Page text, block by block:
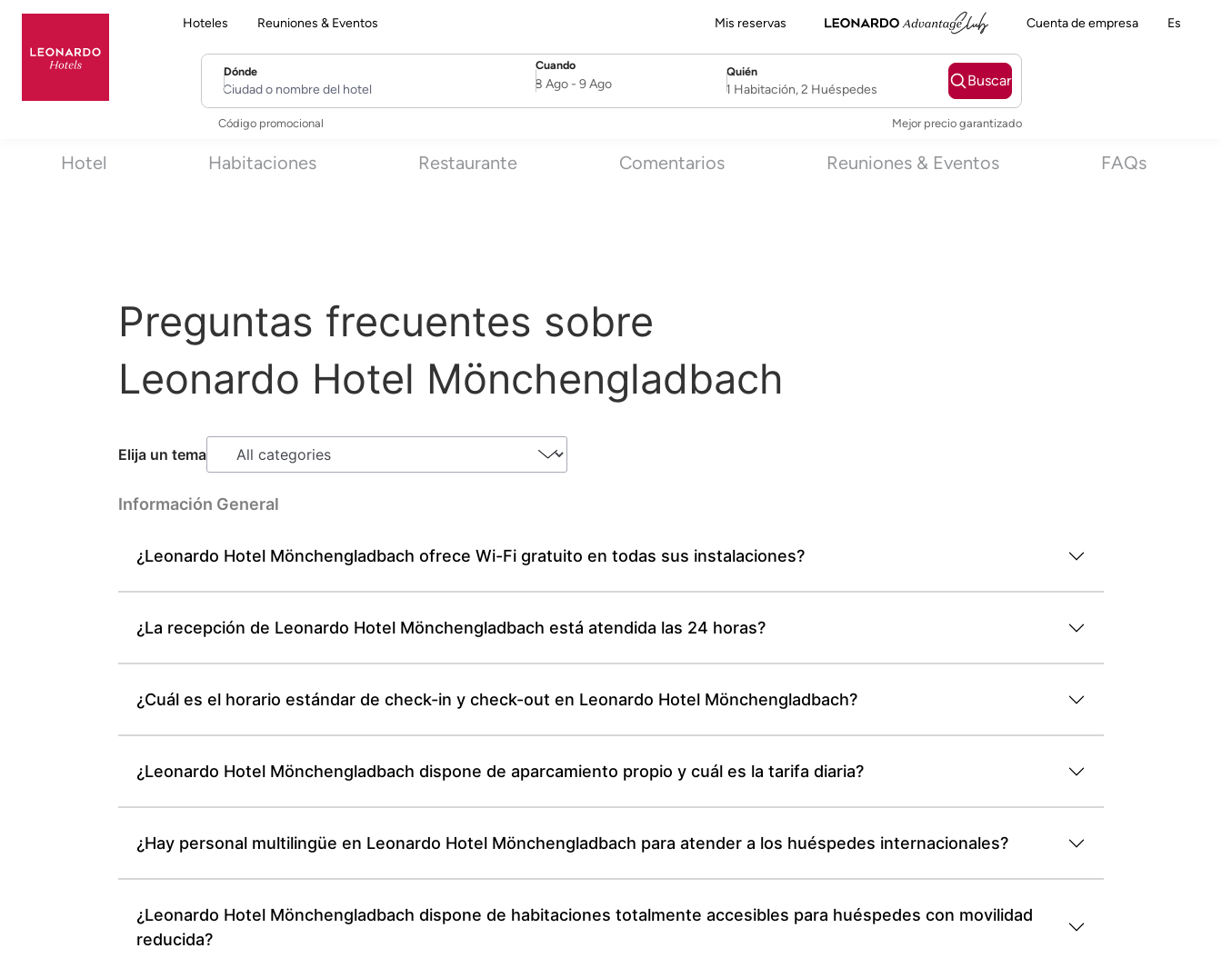
Hoteles Reuniones & Eventos Mis reservas Cuenta de empresa Es
Dónde
Ciudad o nombre del hotel
Cuando
SelectDate
8 Ago- 9 Ago
Quién
Username
1 Habitación, 2 Huéspedes
Buscar
Código promocional Mejor precio garantizado
Hotel Habitaciones Restaurante Comentarios Reuniones & Eventos FAQs
Preguntas frecuentes sobre
Leonardo Hotel Mönchengladbach
Elija un tema
Información General
¿Leonardo Hotel Mönchengladbach ofrece Wi-Fi gratuito en todas sus instalaciones?
¿La recepción de Leonardo Hotel Mönchengladbach está atendida las 24 horas?
¿Cuál es el horario estándar de check-in y check-out en Leonardo Hotel Mönchengladbach?
¿Leonardo Hotel Mönchengladbach dispone de aparcamiento propio y cuál es la tarifa diaria?
¿Hay personal multilingüe en Leonardo Hotel Mönchengladbach para atender a los huéspedes internacionales?
¿Leonardo Hotel Mönchengladbach dispone de habitaciones totalmente accesibles para huéspedes con movilidad
reducida?